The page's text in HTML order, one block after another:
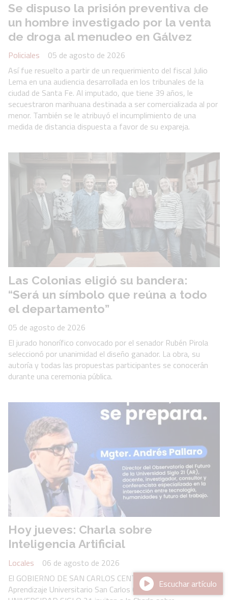
Se dispuso la prisión preventiva de
un hombre investigado por la venta
de droga al menudeo en Gálvez
Policiales
05 de agosto de 2026
Así fue resuelto a partir de un requerimiento del fiscal Julio
Lema en una audiencia desarrollada en los tribunales de la
ciudad de Santa Fe. Al imputado, que tiene 39 años, le
secuestraron marihuana destinada a ser comercializada al por
menor. También se le atribuyó el incumplimiento de una
medida de distancia dispuesta a favor de su expareja.
Las Colonias eligió su bandera:
“Será un símbolo que reúna a todo
el departamento”
05 de agosto de 2026
El jurado honorífico convocado por el senador Rubén Pirola
seleccionó por unanimidad el diseño ganador. La obra, su
autoría y todas las propuestas participantes se conocerán
durante una ceremonia pública.
Hoy jueves: Charla sobre
Inteligencia Artificial
Locales
06 de agosto de 2026
El GOBIERNO DE SAN CARLOS CENTRO y el Centro de
Aprendizaje Universitario San Carlos Centro de laEscuchar artículo